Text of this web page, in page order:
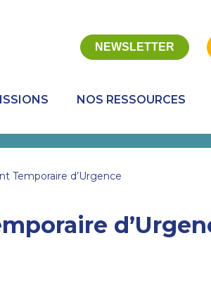
NEWSLETTER
NOS RESSOURCES
Temporaire d’Urgence